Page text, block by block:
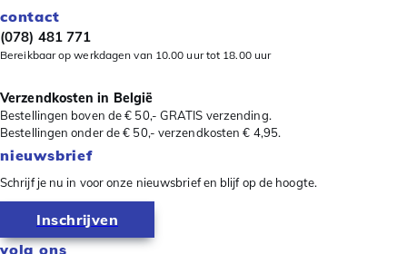
contact
(078) 481 771
Bereikbaar op werkdagen van 10.00 uur tot 18.00 uur
Verzendkosten in België
Bestellingen boven de € 50,- GRATIS verzending.
Bestellingen onder de € 50,- verzendkosten € 4,95.
nieuwsbrief
Schrijf je nu in voor onze nieuwsbrief en blijf op de hoogte.
Inschrijven
volg ons